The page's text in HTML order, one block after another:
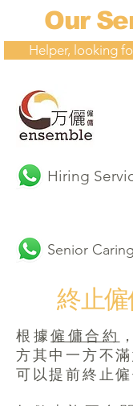
Our
Helper, looking
Hiring
Senior
終止
根據僱傭合約
方其中一方不滿
可以提前終止僱